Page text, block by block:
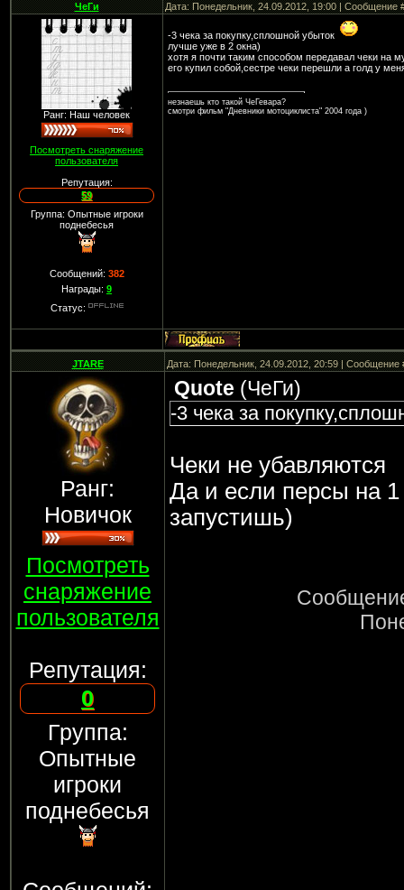
ЧеГи Дата: Понедельник, 24.09.2012, 19:00 | Сообщение
Ранг: Наш человек
Посмотреть снаряжение
пользователя
Репутация:
59
Группа: Опытные игроки
поднебесья
Сообщений: 382
Награды: 9
Статус:
-3 чека за покупку,сплошной убыток
лучше уже в 2 окна)
хотя я почти таким способом передавал чеки на
его купил собой,сестре чеки перешли а голд у
незнаешь кто такой ЧеГевара?
смотри фильм "Дневники мотоциклиста" 2004 года )
JTARE Дата: Понедельник, 24.09.2012, 20:59 | Сообщение
Ранг:
Новичок
Посмотреть
снаряжение
пользователя
Репутация:
0
Группа:
Опытные
игроки
поднебесья
Quote (ЧеГи)
-3 чека за
Чеки не убавляются
Да и если персы на 1
запустишь)